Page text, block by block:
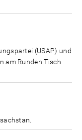
(USAP) und
am Runden Tisch